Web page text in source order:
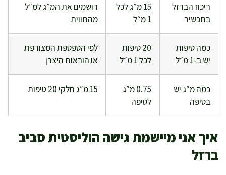
ריכוז הברזל
בתכשיר
15 מ״ג לכל
1 מ״ל
רושמים את המ״ג למ״ל
מהתווית
כמה טיפות
יש ב-1 מ״ל
20 טיפות
לכל 1 מ״ל
לפי הטפטפת המצורפת
או הוראות היצרן
כמה מ״ג יש
בטיפה
0.75 מ״ג
לטיפה
15 מ״ג חלקי 20 טיפות
איך אני מיישמת גישה הוליסטית סביב
ברזל